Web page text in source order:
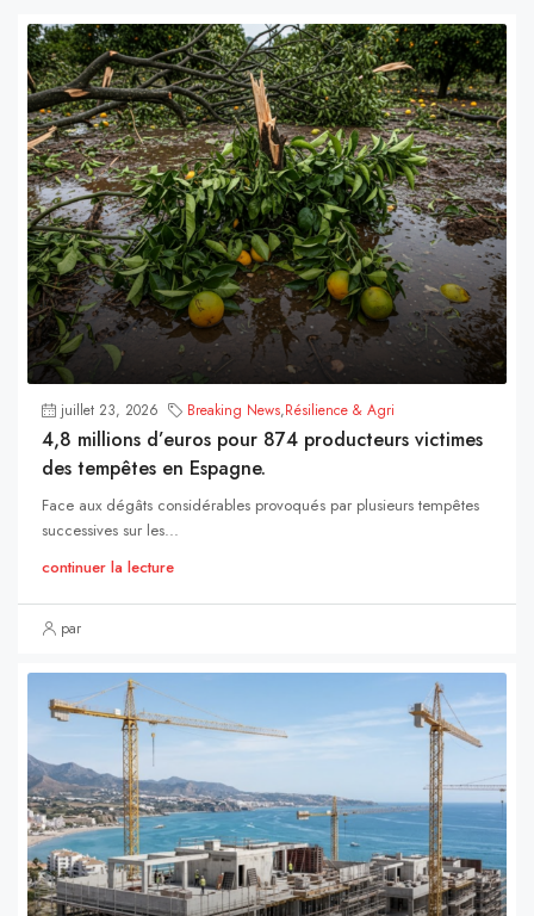
juillet 23, 2026 Breaking News,Résilience & Agri
4,8 millions d’euros pour 874 producteurs victimes
des tempêtes en Espagne.
Face aux dégâts considérables provoqués par plusieurs tempêtes
successives sur les...
continuer la lecture
par